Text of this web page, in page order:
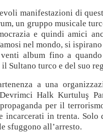
manifestazioni di
un gruppo musicale
e quindi amici
nel mondo, si
venti album fino a
Sultano turco e del suo
a una
Halk Kurtuluş
per il
incarcerati in trenta. Solo
sfuggono all’arresto.